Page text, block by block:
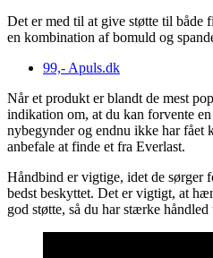
Det er med til at give støtte til både
en kombination af bomuld og
99,- Apuls.dk
Når et produkt er blandt de mest
indikation om, at du kan forvente
nybegynder og endnu ikke har fået
anbefale at finde et fra Everlast.
Håndbind er vigtige, idet de sørger
bedst beskyttet. Det er vigtigt, at
god støtte, så du har stærke håndled